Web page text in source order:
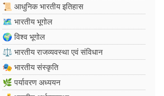
📜 आधुनिक भारतीय इतिहास
🗺️ भारतीय भूगोल
🌍 विश्व भूगोल
⚖️ भारतीय राजव्यवस्था एवं संविधान
🎭 भारतीय संस्कृति
🌿 पर्यावरण अध्ययन